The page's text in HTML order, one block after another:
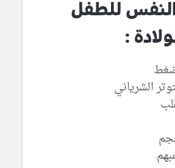
النفس للطفل
:
الشرياني